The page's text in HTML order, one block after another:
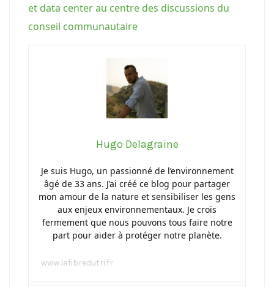
et data center au centre des discussions du
conseil communautaire
Hugo Delagraine
Je suis Hugo, un passionné de l’environnement
âgé de 33 ans. J’ai créé ce blog pour partager
mon amour de la nature et sensibiliser les gens
aux enjeux environnementaux. Je crois
fermement que nous pouvons tous faire notre
part pour aider à protéger notre planète.
www.lafibredutri.fr